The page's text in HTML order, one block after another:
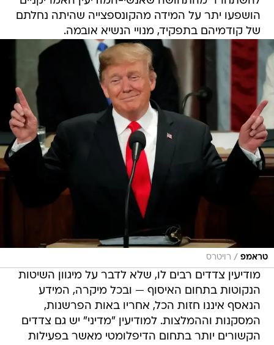
הושפעו יתר על המידה מהקונספצייה שהיתה נחלתם
של קודמיהם בתפקיד, מנויי הנשיא אובמה.
טראמפ / רויטרס
מודיעין צדדים רבים לו, שלא לדבר על מיגוון השיטות
הנקוטות בתחום האיסוף — ובכל מיקרה, המידע
הנאסף איננו חזות הכל, אחריו באות הפרשנות,
המסקנות וההמלצות. למודיעין "מדיני" יש גם צדדים
הקשורים יותר בתחום הדיפלומטי מאשר בפעילות